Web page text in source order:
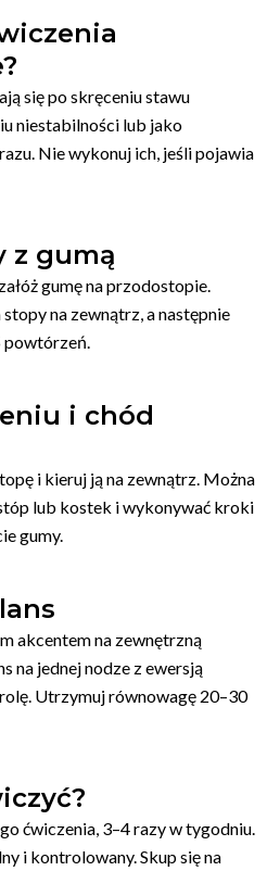
się po skręceniu stawu
niestabilności lub jako
Nie wykonuj ich, jeśli pojawia
z gumą
gumę na przodostopie.
na zewnątrz, a następnie
powtórzeń.
i chód
i kieruj ją na zewnątrz. Można
lub kostek i wykonywać kroki
gumy.
akcentem na zewnętrzną
na jednej nodze z ewersją
Utrzymuj równowagę 20–30
ćwiczenia, 3–4 razy w tygodniu.
i kontrolowany. Skup się na